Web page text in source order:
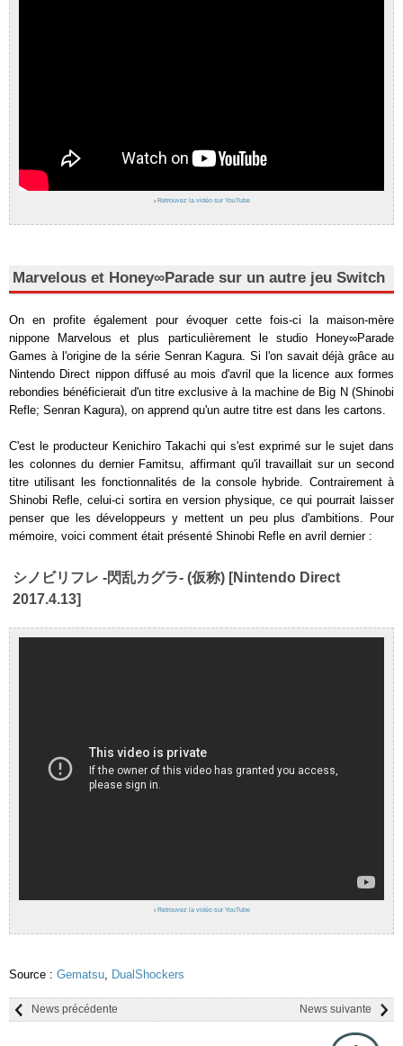
› Retrouvez la vidéo sur YouTube
Marvelous et Honey∞Parade sur un autre jeu Switch
On en profite également pour évoquer cette fois-ci la maison-mère
nippone Marvelous et plus particulièrement le studio Honey∞Parade
Games à l'origine de la série Senran Kagura. Si l'on savait déjà grâce au
Nintendo Direct nippon diffusé au mois d'avril que la licence aux formes
rebondies bénéficierait d'un titre exclusive à la machine de Big N (Shinobi
Refle; Senran Kagura), on apprend qu'un autre titre est dans les cartons.
C'est le producteur Kenichiro Takachi qui s'est exprimé sur le sujet dans
les colonnes du dernier Famitsu, affirmant qu'il travaillait sur un second
titre utilisant les fonctionnalités de la console hybride. Contrairement à
Shinobi Refle, celui-ci sortira en version physique, ce qui pourrait laisser
penser que les développeurs y mettent un peu plus d'ambitions. Pour
mémoire, voici comment était présenté Shinobi Refle en avril dernier :
シノビリフレ -閃乱カグラ- (仮称) [Nintendo Direct
2017.4.13]
› Retrouvez la vidéo sur YouTube
Source : Gematsu, DualShockers
News suivante
News précédente